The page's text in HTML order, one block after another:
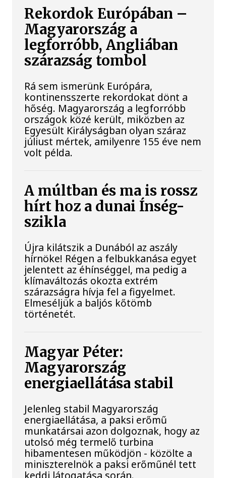
Rekordok Európában –
Magyarország a
legforróbb, Angliában
szárazság tombol
Rá sem ismerünk Európára,
kontinensszerte rekordokat dönt a
hőség. Magyarország a legforróbb
országok közé került, miközben az
Egyesült Királyságban olyan száraz
júliust mértek, amilyenre 155 éve nem
volt példa.
A múltban és ma is rossz
hírt hoz a dunai Ínség-
szikla
Újra kilátszik a Dunából az aszály
hírnöke! Régen a felbukkanása egyet
jelentett az éhínséggel, ma pedig a
klímaváltozás okozta extrém
szárazságra hívja fel a figyelmet.
Elmeséljük a baljós kőtömb
történetét.
Magyar Péter:
Magyarország
energiaellátása stabil
Jelenleg stabil Magyarország
energiaellátása, a paksi erőmű
munkatársai azon dolgoznak, hogy az
utolsó még termelő turbina
hibamentesen működjön - közölte a
miniszterelnök a paksi erőműnél tett